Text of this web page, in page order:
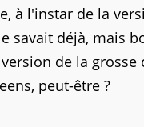
à l'instar de la
savait déjà, mais
de la grosse
peut-être ?